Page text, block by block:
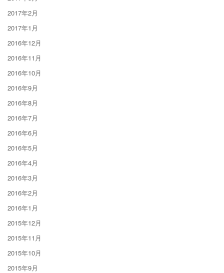
2017年2月
2017年1月
2016年12月
2016年11月
2016年10月
2016年9月
2016年8月
2016年7月
2016年6月
2016年5月
2016年4月
2016年3月
2016年2月
2016年1月
2015年12月
2015年11月
2015年10月
2015年9月